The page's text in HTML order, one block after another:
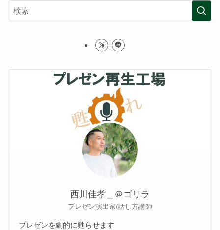
西川佳孝＿＠ゴリラ
プレゼン演出家/話し方講師
プレゼンを劇的に甦らせます